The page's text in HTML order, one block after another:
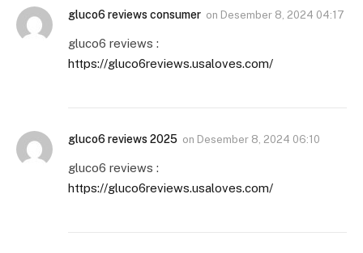
gluco6 reviews consumer on Desember 8, 2024 04:17
gluco6 reviews :
https://gluco6reviews.usaloves.com/
gluco6 reviews 2025 on Desember 8, 2024 06:10
gluco6 reviews :
https://gluco6reviews.usaloves.com/